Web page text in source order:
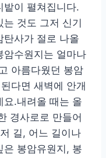
밭이 펼쳐집니다.
것도 그저 신기
탄사가 절로 나올
암수원지는 얼마나
아름다웠던 봉암
다면 새벽에 안개
요.내려올 때는 올
경사로로 만들어
길, 어느 길이나
은 봉암유원지, 봉